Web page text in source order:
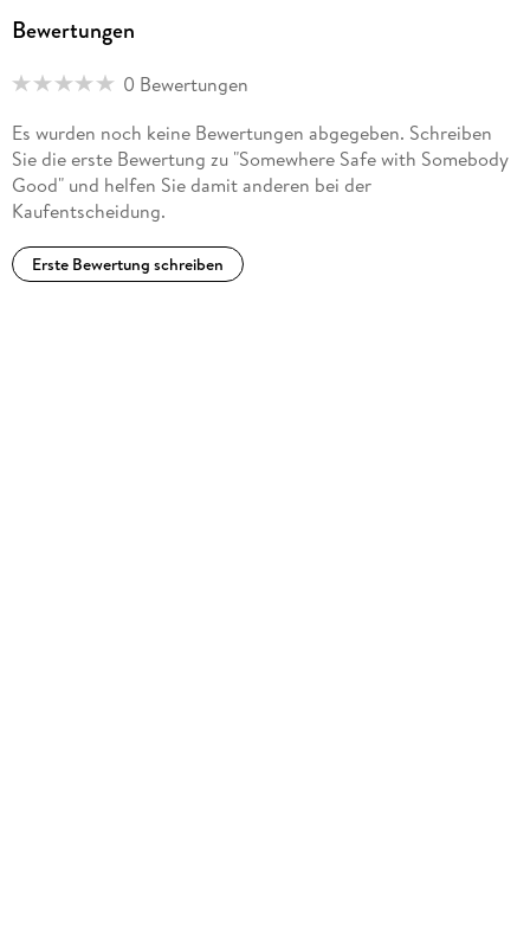
American village with its leading
citizen and his colorful coterie of friends, family, and
With the homecoming of much-beloved characters and a few
new additions, Karon s latest provides a return to a setting
readers have been clamoring to revisit. Longtime readers will
not be disappointed by the author s latest cozy redemption
tale.Library Journal
Bewertungen
0 Bewertungen
Es wurden noch keine Bewertungen abgegeben. Schreiben
Sie die erste Bewertung zu "Somewhere Safe with Somebody
Good" und helfen Sie damit anderen bei der
Kaufentscheidung.
Erste Bewertung schreiben